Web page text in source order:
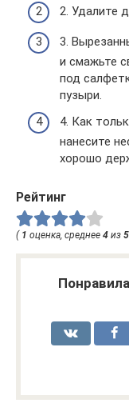
2. Удалите
3.
и смажьте
под
пузыри.
4. Как
нанесите
хорошо
Рейтинг
( 1 оценка, среднее 4 из 5